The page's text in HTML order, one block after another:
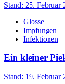
Stand: 25. Februar
Glosse
Impfungen
Infektionen
Ein kleiner
Stand: 19. Februar